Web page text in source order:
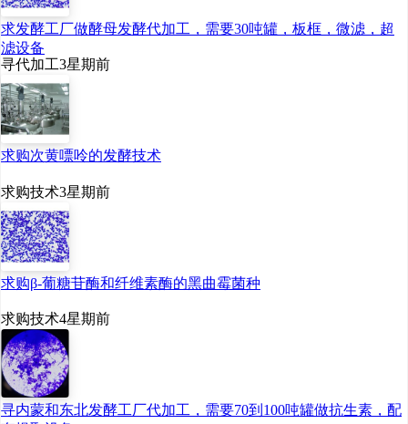
求发酵工厂做酵母发酵代加工，需要30吨罐，板框，微滤，超
滤设备
寻代加工3星期前
求购次黄嘌呤的发酵技术
求购技术3星期前
求购β-葡糖苷酶和纤维素酶的黑曲霉菌种
求购技术4星期前
寻内蒙和东北发酵工厂代加工，需要70到100吨罐做抗生素，配